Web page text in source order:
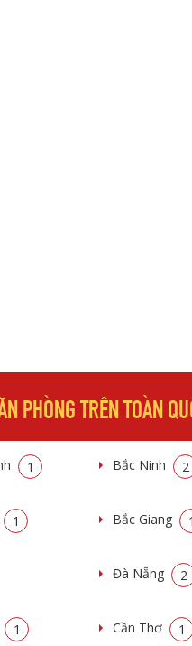
PHÒNG TRÊN TOÀN
1 Bắc Ninh 2
1 Bắc Giang 1
Đà Nẵng 2
1 Cần Thơ 1